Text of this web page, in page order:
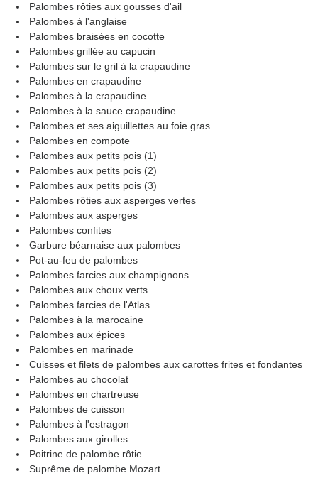
Palombes rôties aux gousses d'ail
Palombes à l'anglaise
Palombes braisées en cocotte
Palombes grillée au capucin
Palombes sur le gril à la crapaudine
Palombes en crapaudine
Palombes à la crapaudine
Palombes à la sauce crapaudine
Palombes et ses aiguillettes au foie gras
Palombes en compote
Palombes aux petits pois (1)
Palombes aux petits pois (2)
Palombes aux petits pois (3)
Palombes rôties aux asperges vertes
Palombes aux asperges
Palombes confites
Garbure béarnaise aux palombes
Pot-au-feu de palombes
Palombes farcies aux champignons
Palombes aux choux verts
Palombes farcies de l'Atlas
Palombes à la marocaine
Palombes aux épices
Palombes en marinade
Cuisses et filets de palombes aux carottes frites et fondantes
Palombes au chocolat
Palombes en chartreuse
Palombes de cuisson
Palombes à l'estragon
Palombes aux girolles
Poitrine de palombe rôtie
Suprême de palombe Mozart